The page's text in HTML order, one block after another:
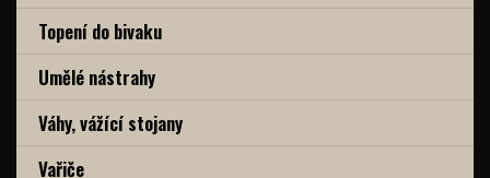
Topení do bivaku
Umělé nástrahy
Váhy, vážící stojany
Vařiče